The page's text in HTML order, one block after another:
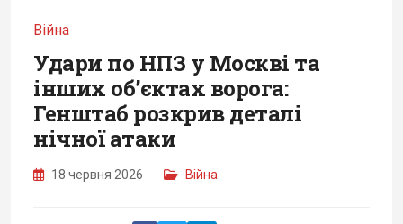
Війна
Удари по НПЗ у Москві та
інших обʼєктах ворога:
Генштаб розкрив деталі
нічної атаки
18 червня 2026 Війна